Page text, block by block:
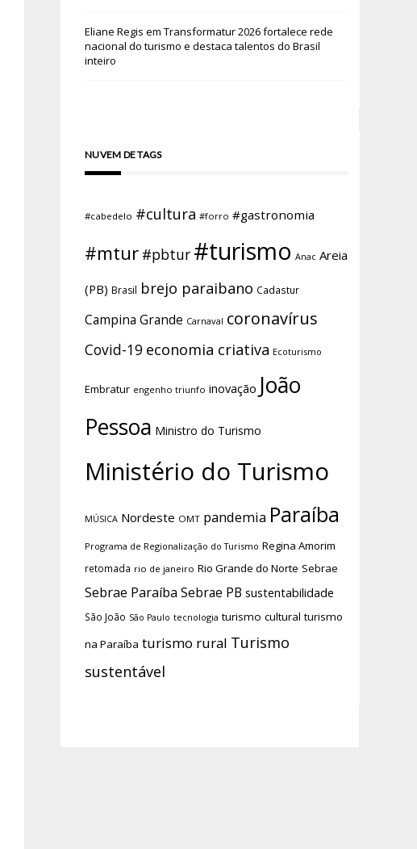
Eliane Regis em Transformatur 2026 fortalece rede
nacional do turismo e destaca talentos do Brasil
inteiro
NUVEM DE TAGS
#cabedelo #cultura #forro #gastronomia
#mtur #pbtur #turismo Anac Areia
(PB) Brasil brejo paraibano Cadastur
Campina Grande Carnaval coronavírus
Covid-19 economia criativa Ecoturismo
Embratur engenho triunfo inovação João
Pessoa Ministro do Turismo
Ministério do Turismo
MÚSICA Nordeste OMT pandemia Paraíba
Programa de Regionalização do Turismo Regina Amorim
retomada rio de janeiro Rio Grande do Norte Sebrae
Sebrae Paraíba Sebrae PB sustentabilidade
São João São Paulo tecnologia turismo cultural turismo
na Paraíba turismo rural Turismo
sustentável